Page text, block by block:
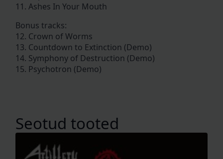
11. Ashes In Your Mouth
Bonus tracks:
12. Crown of Worms
13. Countdown to Extinction (Demo)
14. Symphony of Destruction (Demo)
15. Psychotron (Demo)
Seotud tooted